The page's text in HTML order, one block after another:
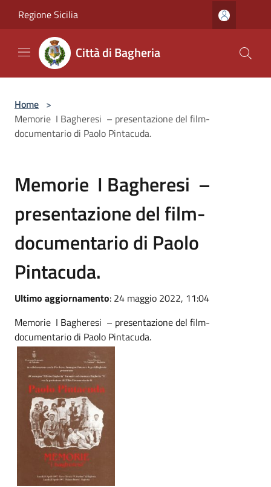
Regione Sicilia
Città di Bagheria
Home >
Memorie I Bagheresi – presentazione del film-
documentario di Paolo Pintacuda.
Memorie I Bagheresi –
presentazione del film-
documentario di Paolo
Pintacuda.
Ultimo aggiornamento: 24 maggio 2022, 11:04
Memorie I Bagheresi – presentazione del film-
documentario di Paolo Pintacuda.